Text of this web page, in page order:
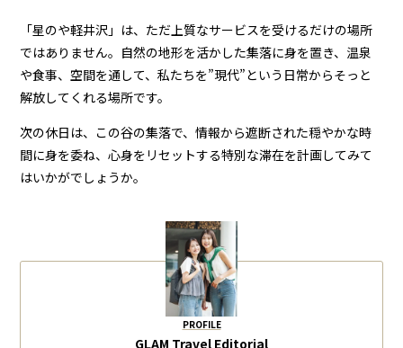
「星のや軽井沢」は、ただ上質なサービスを受けるだけの場所
ではありません。自然の地形を活かした集落に身を置き、温泉
や食事、空間を通して、私たちを”現代”という日常からそっと
解放してくれる場所です。
次の休日は、この谷の集落で、情報から遮断された穏やかな時
間に身を委ね、心身をリセットする特別な滞在を計画してみて
はいかがでしょうか。
PROFILE
GLAM Travel Editorial